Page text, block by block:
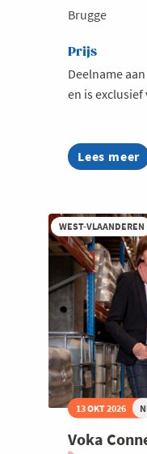
Brugge
Prijs
Deelname
en is
Lees meer
about
Voka
-
Brugge
WEST-VLAANDEREN
13 OKT 2026
Voka